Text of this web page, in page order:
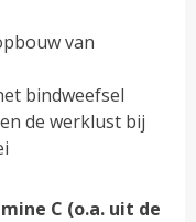
van
bindweefsel
de werklust bij
C (o.a. uit de